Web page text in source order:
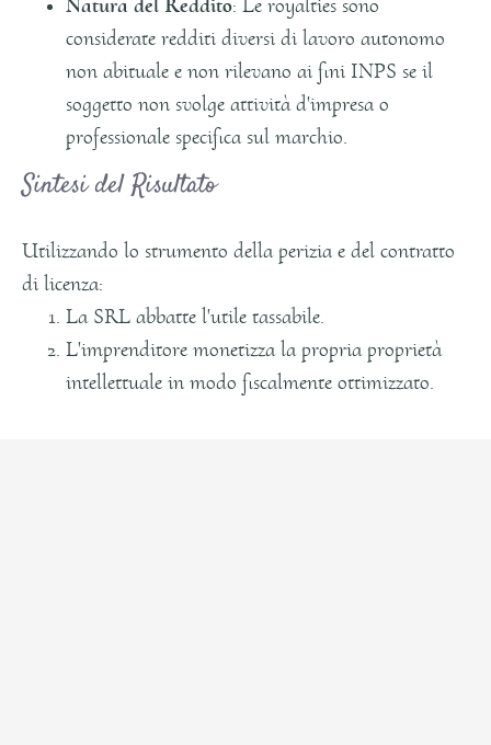
Natura del Reddito: Le royalties sono
considerate redditi diversi di lavoro autonomo
non abituale e non rilevano ai fini INPS se il
soggetto non svolge attività d'impresa o
professionale specifica sul marchio.
Sintesi del Risultato
Utilizzando lo strumento della perizia e del contratto
di licenza:
La SRL abbatte l'utile tassabile.
L'imprenditore monetizza la propria proprietà
intellettuale in modo fiscalmente ottimizzato.